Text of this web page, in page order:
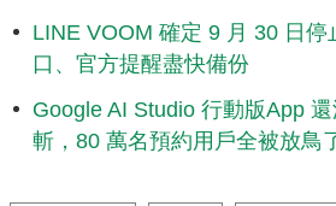
LINE VOOM 確定 9 月 30 日停
口、官方提醒盡快備份
Google AI Studio 行動版App
斬，80 萬名預約用戶全被放鳥